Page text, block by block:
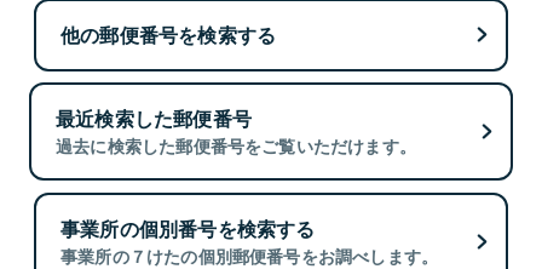
他の郵便番号を検索する
最近検索した郵便番号
過去に検索した郵便番号をご覧いただけます。
事業所の個別番号を検索する
事業所の７けたの個別郵便番号をお調べします。